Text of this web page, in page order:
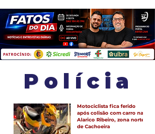
do Sul
Polícia
Motociclista fica ferido
após colisão com carro na
Alarico Ribeiro, zona norte
de Cachoeira